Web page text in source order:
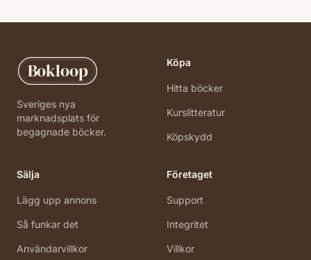
Bokloop
Sveriges nya
marknadsplats för
begagnade böcker.
Köpa
Hitta böcker
Kurslitteratur
Köpskydd
Sälja
Lägg upp annons
Så funkar det
Användarvillkor
Företaget
Support
Integritet
Villkor